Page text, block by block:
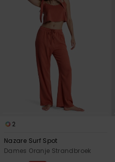
2
Nazare Surf Spot
Dames Oranje Strandbroek